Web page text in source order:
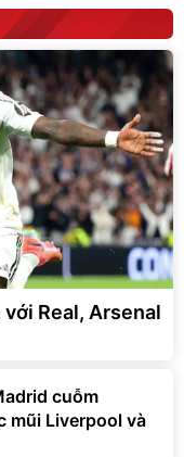
Real, Arsenal
cuỗm
mũi Liverpool và